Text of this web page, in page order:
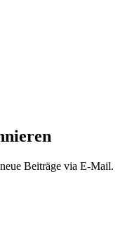
Beiträge via E-Mail.